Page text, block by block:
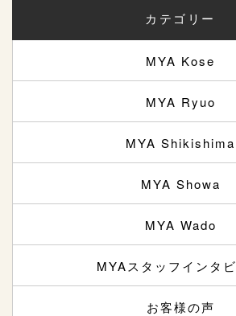
カテゴリー
MYA Kose
MYA Ryuo
MYA Shikishima
MYA Showa
MYA Wado
MYAスタッフインタ
お客様の声